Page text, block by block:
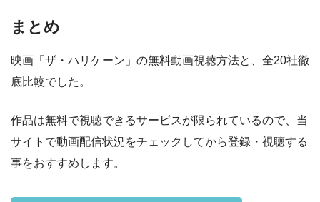
まとめ
映画「ザ・ハリケーン」の無料動画視聴方法と、全20社徹
底比較でした。
作品は無料で視聴できるサービスが限られているので、当
サイトで動画配信状況をチェックしてから登録・視聴する
事をおすすめします。